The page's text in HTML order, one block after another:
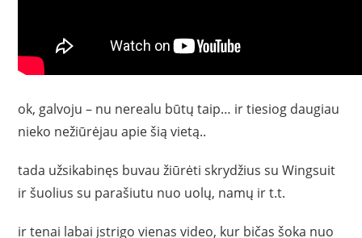
ok, galvoju – nu nerealu būtų taip… ir tiesiog daugiau
nieko nežiūrėjau apie šią vietą..
tada užsikabinęs buvau žiūrėti skrydžius su Wingsuit
ir šuolius su parašiutu nuo uolų, namų ir t.t.
ir tenai labai įstrigo vienas video, kur bičas šoka nuo